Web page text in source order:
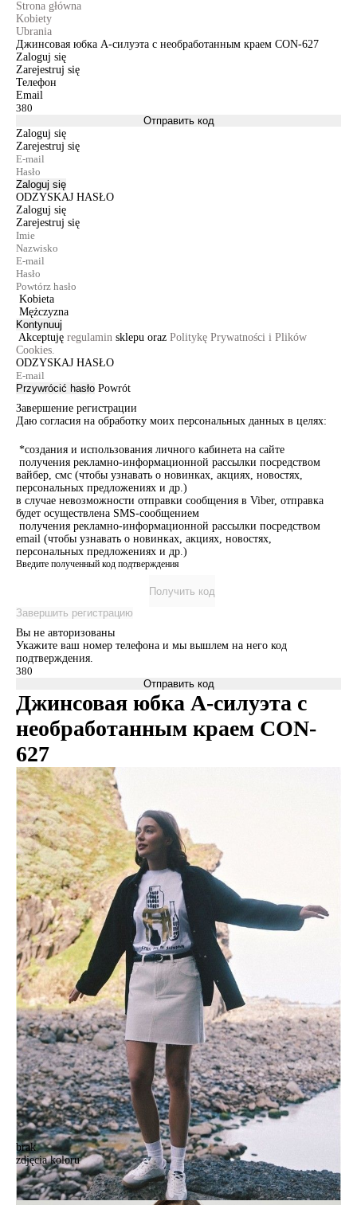
Strona główna
Kobiety
Ubrania
Джинсовая юбка А-силуэта с необработанным краем CON-627
Zaloguj się
Zarejestruj się
Телефон
Email
Отправить код
Zaloguj się
Zarejestruj się
Zaloguj się
ODZYSKAJ HASŁO
Zaloguj się
Zarejestruj się
Kobieta
Mężczyzna
Kontynuuj
Akceptuję regulamin sklepu oraz Politykę Prywatności i Plików
Cookies.
ODZYSKAJ HASŁO
Przywrócić hasło Powrót
Завершение регистрации
Даю согласия на обработку моих персональных данных в целях:
*создания и использования личного кабинета на сайте
получения рекламно-информационной рассылки посредством
вайбер, смс (чтобы узнавать о новинках, акциях, новостях,
персональных предложениях и др.)
в случае невозможности отправки сообщения в Viber, отправка
будет осуществлена SMS-сообщением
получения рекламно-информационной рассылки посредством
email (чтобы узнавать о новинках, акциях, новостях,
персональных предложениях и др.)
Введите полученный код подтверждения
Получить код
Завершить регистрацию
Вы не авторизованы
Укажите ваш номер телефона и мы вышлем на него код
подтверждения.
Отправить код
Джинсовая юбка А-силуэта с
необработанным краем CON-
627
brak
zdjęcia koloru
Юбка джинсовая женская CE CON-627, р.170-98, ecru
Юбка джинсовая женская CE CON-627, р.170-98, ecru
287,90 zł